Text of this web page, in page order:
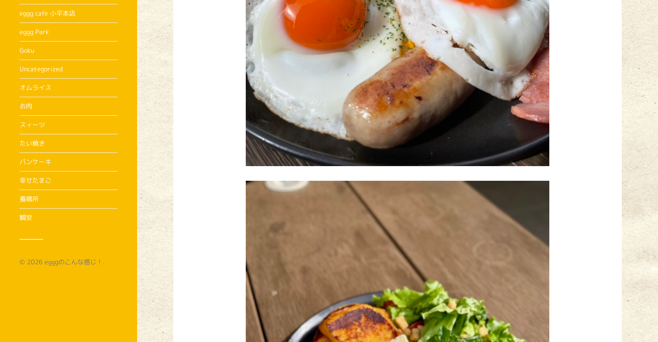
eggg cafe 小平本店
eggg Park
Goku
Uncategorized
オムライス
お肉
スィーツ
たい焼き
パンケーキ
幸せたまご
養鶏所
鯛安
© 2026 egggのこんな感じ！ .